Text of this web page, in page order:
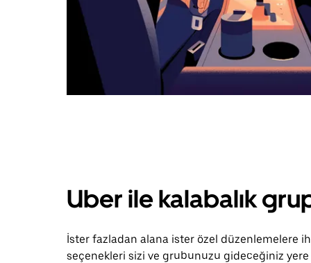
Uber ile kalabalık
İster fazladan alana ister özel düzenlemelere
seçenekleri sizi ve grubunuzu gideceğiniz yere